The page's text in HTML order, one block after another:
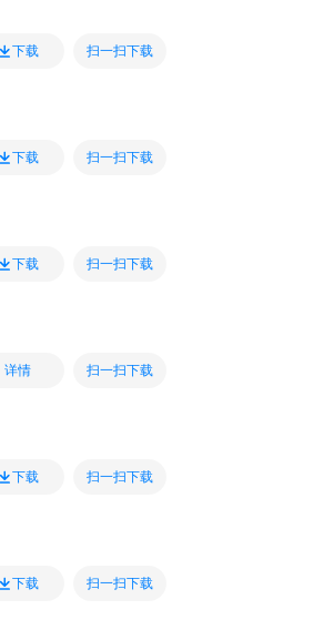
下载 扫一扫下载
下载 扫一扫下载
下载 扫一扫下载
详情 扫一扫下载
下载 扫一扫下载
下载 扫一扫下载